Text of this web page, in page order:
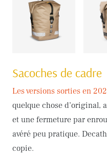
Sacoches de cadre
Les versions sorties en
quelque chose d’original,
et une fermeture par
avéré peu pratique.
copie.